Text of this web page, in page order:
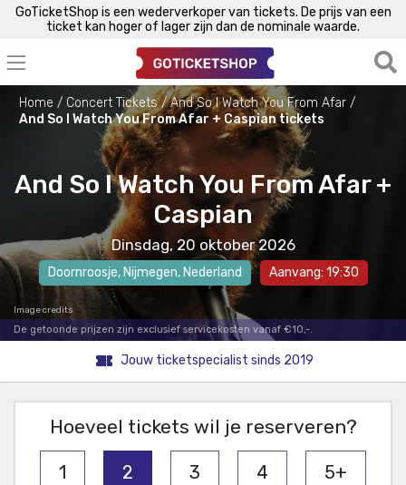
GoTicketShop is een wederverkoper van tickets. De prijs van een
ticket kan hoger of lager zijn dan de nominale waarde.
Home Concert Tickets
And So I Watch You From Afar
And So I Watch You From Afar + Caspian tickets
And So I Watch You From Afar +
Caspian
Dinsdag, 20 oktober 2026
Doornroosje, Nijmegen, Nederland Aanvang: 19:30
Image credits
De getoonde prijzen zijn exclusief servicekosten vanaf €10,-.
Jouw ticketspecialist sinds 2019
Hoeveel tickets wil je reserveren?
1 2 3 4 5+